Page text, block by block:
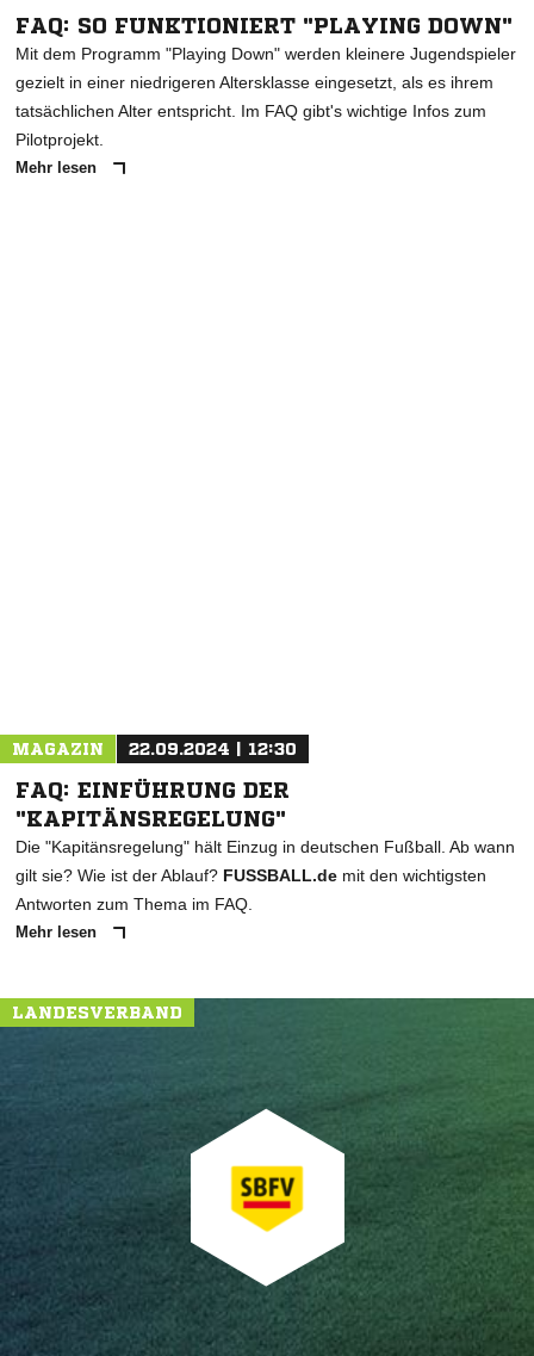
FAQ: SO FUNKTIONIERT "PLAYING DOWN"
Mit dem Programm "Playing Down" werden kleinere Jugendspieler
gezielt in einer niedrigeren Altersklasse eingesetzt, als es ihrem
tatsächlichen Alter entspricht. Im FAQ gibt's wichtige Infos zum
Pilotprojekt.
Mehr lesen
MAGAZIN 22.09.2024 | 12:30
FAQ: EINFÜHRUNG DER
"KAPITÄNSREGELUNG"
Die "Kapitänsregelung" hält Einzug in deutschen Fußball. Ab wann
gilt sie? Wie ist der Ablauf? FUSSBALL.de mit den wichtigsten
Antworten zum Thema im FAQ.
Mehr lesen
LANDESVERBAND